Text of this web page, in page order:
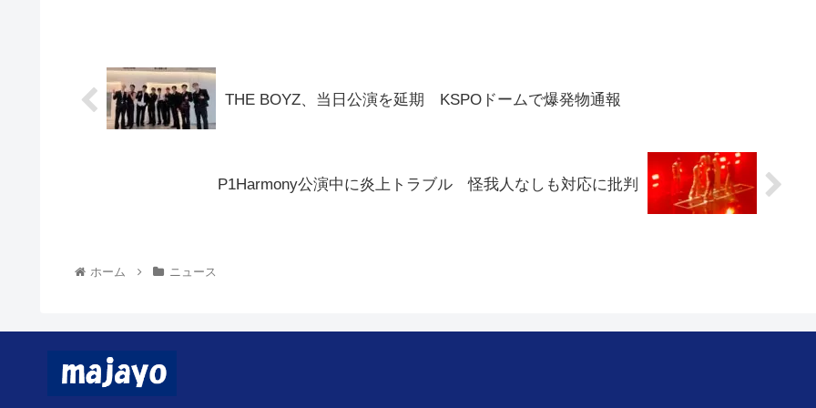
THE BOYZ、当日公演を延期 KSPOドームで爆発物通報
P1Harmony公演中に炎上トラブル 怪我人なしも対応に批判
ホーム ニュース